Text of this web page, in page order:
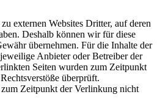
externen Websites Dritter, auf deren
Deshalb können wir für diese
übernehmen. Für die Inhalte der
Anbieter oder Betreiber der
Seiten wurden zum Zeitpunkt
überprüft.
Zeitpunkt der Verlinkung nicht